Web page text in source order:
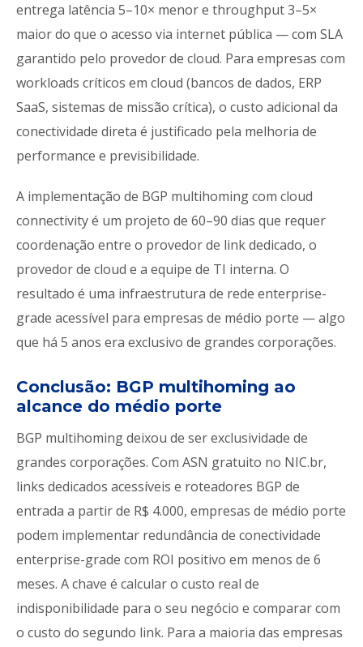
entrega latência 5–10× menor e throughput 3–5×
maior do que o acesso via internet pública — com SLA
garantido pelo provedor de cloud. Para empresas com
workloads críticos em cloud (bancos de dados, ERP
SaaS, sistemas de missão crítica), o custo adicional da
conectividade direta é justificado pela melhoria de
performance e previsibilidade.
A implementação de BGP multihoming com cloud
connectivity é um projeto de 60–90 dias que requer
coordenação entre o provedor de link dedicado, o
provedor de cloud e a equipe de TI interna. O
resultado é uma infraestrutura de rede enterprise-
grade acessível para empresas de médio porte — algo
que há 5 anos era exclusivo de grandes corporações.
Conclusão: BGP multihoming ao
alcance do médio porte
BGP multihoming deixou de ser exclusividade de
grandes corporações. Com ASN gratuito no NIC.br,
links dedicados acessíveis e roteadores BGP de
entrada a partir de R$ 4.000, empresas de médio porte
podem implementar redundância de conectividade
enterprise-grade com ROI positivo em menos de 6
meses. A chave é calcular o custo real de
indisponibilidade para o seu negócio e comparar com
o custo do segundo link. Para a maioria das empresas